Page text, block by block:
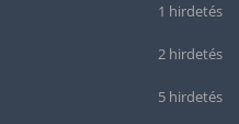
1 hirdetés
2 hirdetés
5 hirdetés